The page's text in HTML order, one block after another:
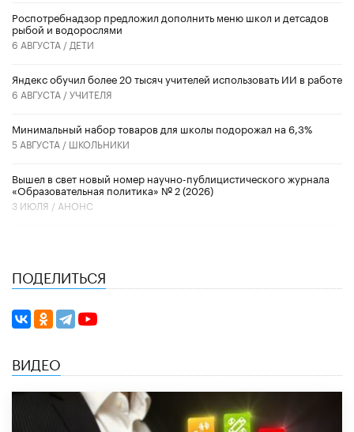
Роспотребнадзор предложил дополнить меню школ и детсадов
рыбой и водорослями
6 АВГУСТА / ДЕТИ
​Яндекс обучил более 20 тысяч учителей использовать ИИ в работе
6 АВГУСТА /УЧИТЕЛЯ
Минимальный набор товаров для школы подорожал на 6,3%
5 АВГУСТА / ШКОЛЬНИКИ
Вышел в свет новый номер научно-публицистического журнала
«Образовательная политика» № 2 (2026)
3 ИЮЛЯ / АНОНС
ПОДЕЛИТЬСЯ
ВИДЕО